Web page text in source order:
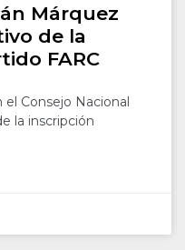
Márquez
de la
FARC
el Consejo Nacional
la inscripción